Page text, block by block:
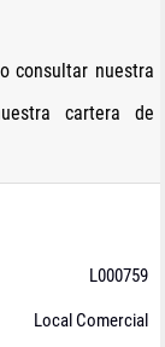
consultar nuestra
cartera de
L000759
Local Comercial